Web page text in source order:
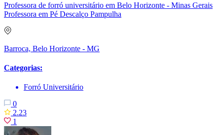
Professora de forró universitário em Belo Horizonte - Minas Gerais
Professora em Pé Descalço Pampulha
Barroca, Belo Horizonte - MG
Categorias:
Forró Universitário
0
2.23
1